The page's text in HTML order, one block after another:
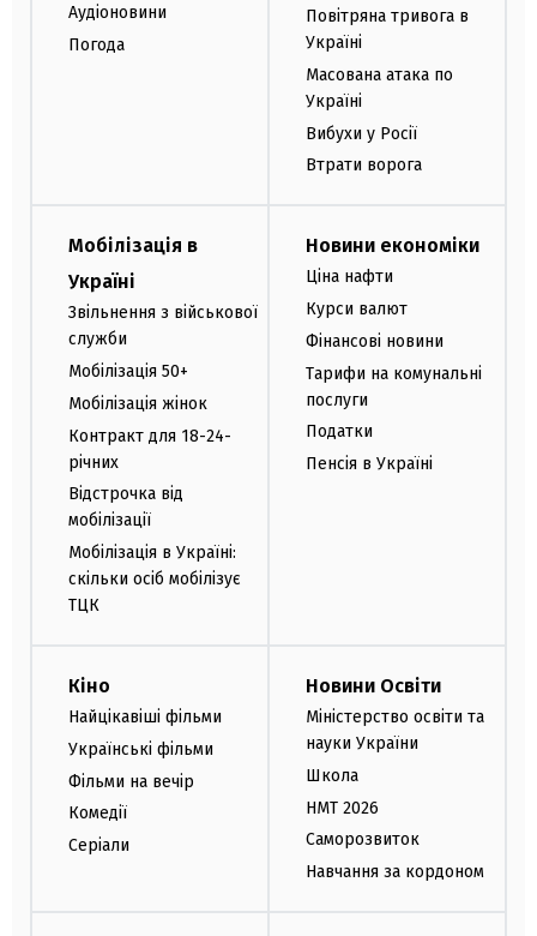
Аудіоновини
Погода
Повітряна тривога в
Україні
Масована атака по
Україні
Вибухи у Росії
Втрати ворога
Мобілізація в
Україні
Звільнення з військової
служби
Мобілізація 50+
Мобілізація жінок
Контракт для 18-24-
річних
Відстрочка від
мобілізації
Мобілізація в Україні:
скільки осіб мобілізує
ТЦК
Новини економіки
Ціна нафти
Курси валют
Фінансові новини
Тарифи на комунальні
послуги
Податки
Пенсія в Україні
Кіно
Найцікавіші фільми
Українські фільми
Фільми на вечір
Комедії
Серіали
Новини Освіти
Міністерство освіти та
науки України
Школа
НМТ 2026
Саморозвиток
Навчання за кордоном